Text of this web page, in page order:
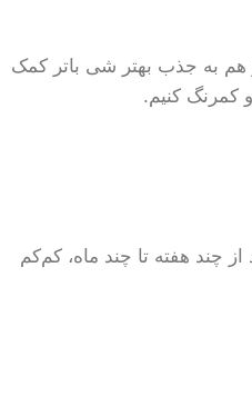
هم به جذب بهتر شی باتر کمک
کمرنگ کنیم.
چند هفته تا چند ماه، کم‌کم